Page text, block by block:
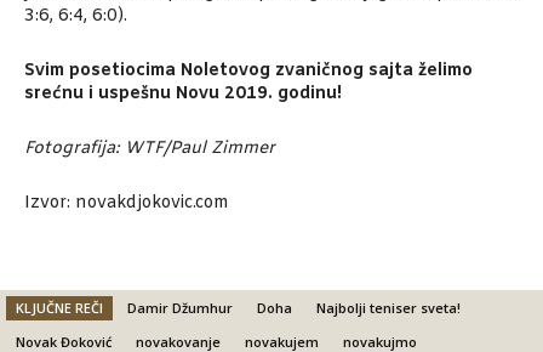
3:6, 6:4, 6:0).
Svim posetiocima Noletovog zvaničnog sajta želimo
srećnu i uspešnu Novu 2019. godinu!
Fotografija: WTF/Paul Zimmer
Izvor: novakdjokovic.com
KLJUČNE REČI Damir Džumhur Doha
Najbolji teniser sveta!
Novak Đoković
novakovanje novakujem novakujmo